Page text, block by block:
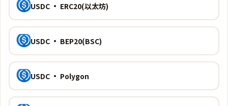
USDC · ERC20(以太坊)
USDC · BEP20(BSC)
USDC · Polygon